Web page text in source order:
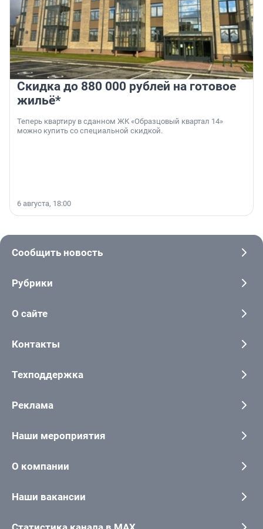
Скидка до 880 000 рублей на готовое
жильё*
Теперь квартиру в сданном ЖК «Образцовый квартал 14»
можно купить со специальной скидкой.
6 августа, 18:00
Сообщить новость
Рубрики
О сайте
Контакты
Техподдержка
Реклама
Наши мероприятия
О компании
Наши вакансии